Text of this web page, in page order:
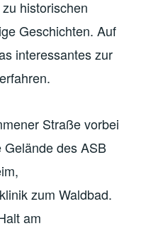
historischen
Geschichten. Auf
interessantes zur
Straße vorbei
des ASB
zum Waldbad.
am